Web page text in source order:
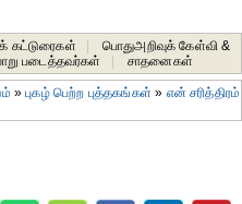
கட்டுரைகள்
பொதுஅறிவுக் கேள்வி &
படைத்தவர்கள் சாதனைகள்‎
»புகழ் பெற்ற புத்தகங்கள் » என் சரித்திரம்